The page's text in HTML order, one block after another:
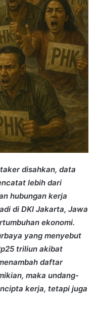
disahkan, data
lebih dari
hubungan kerja
di DKI Jakarta, Jawa
ekonomi.
yang menyebut
triliun akibat
daftar
maka undang-
kerja, tetapi juga